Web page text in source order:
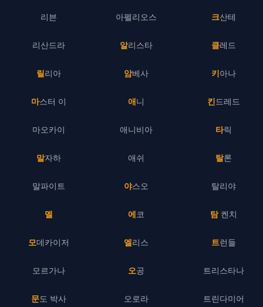
리븐
리산드라
릴리아
마스터 이
마오카이
말자하
말파이트
멜
모데카이저
모르가나
문도 박사
아펠리오스
알리스타
암베사
애니
애니비아
애쉬
야스오
에코
엘리스
오공
오로라
크산테
클레드
키아나
킨드레드
타릭
탈론
탈리야
탐 켄치
트런들
트리스타나
트린다미어